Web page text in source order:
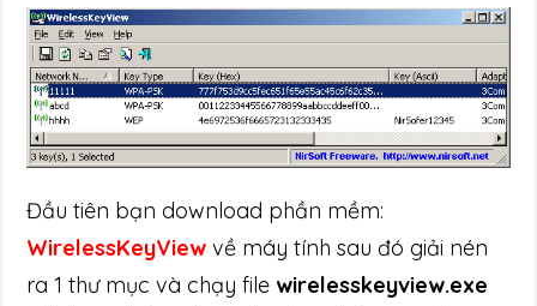
Đầu tiên bạn download phần mềm:
WirelessKeyView về máy tính sau đó giải nén
ra 1 thư mục và chạy file wirelesskeyview.exe